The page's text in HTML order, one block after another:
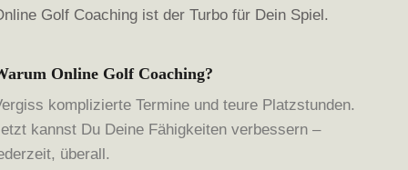
Golf Coaching ist der Turbo für Dein Spiel.
Online Golf Coaching?
komplizierte Termine und teure Platzstunden.
kannst Du Deine Fähigkeiten verbessern –
überall.